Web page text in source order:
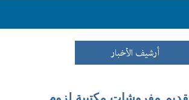
أرشيف الأخبار